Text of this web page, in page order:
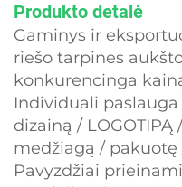
Produkto detalė
Gaminys ir
riešo tarpines
konkurencinga
Individuali
dizainą /
medžiagą / pakuotę
Pavyzdžiai